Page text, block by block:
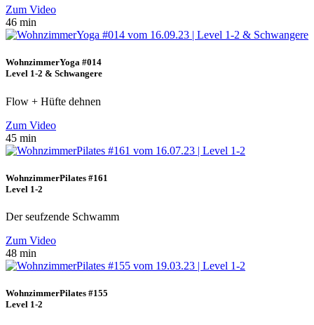
Zum Video
46 min
WohnzimmerYoga #014
Level 1-2 & Schwangere
Flow + Hüfte dehnen
Zum Video
45 min
WohnzimmerPilates #161
Level 1-2
Der seufzende Schwamm
Zum Video
48 min
WohnzimmerPilates #155
Level 1-2